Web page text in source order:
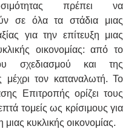
πρέπει να
σε όλα τα στάδια μιας
για την επίτευξη μιας
οικονομίας: από το
σχεδιασμού και της
μέχρι τον καταναλωτή. Το
Επιτροπής ορίζει τους
τομείς ως κρίσιμους για
μιας κυκλικής οικονομίας.